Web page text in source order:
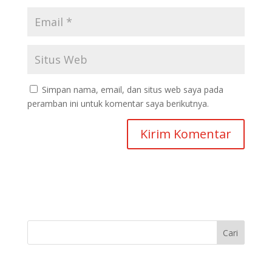
Simpan nama, email, dan situs web saya pada
peramban ini untuk komentar saya berikutnya.
Cari